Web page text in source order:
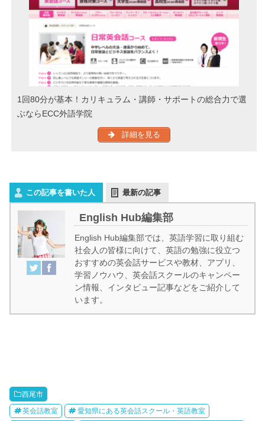
1回80分が基本！カリキュラム・講師・サポートの総合力で選
ぶならECC外語学院
詳細を見る
この記事を書いた人 最新の記事
English Hub編集部
English Hub編集部では、英語学習に取り組む
社会人の皆様に向けて、英語の勉強に役立つ
おすすめの英会話サービスや教材、アプリ、
学習ノウハウ、英会話スクールのキャンペー
ン情報、インタビュー記事などをご紹介して
います。
西尾市
英会話教室 愛知県にある英会話スクール・英語教室